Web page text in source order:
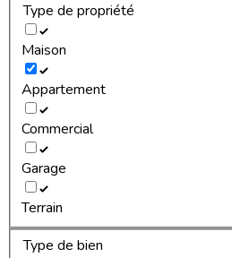
Type de propriété
Maison
Appartement
Commercial
Garage
Terrain
Type de bien